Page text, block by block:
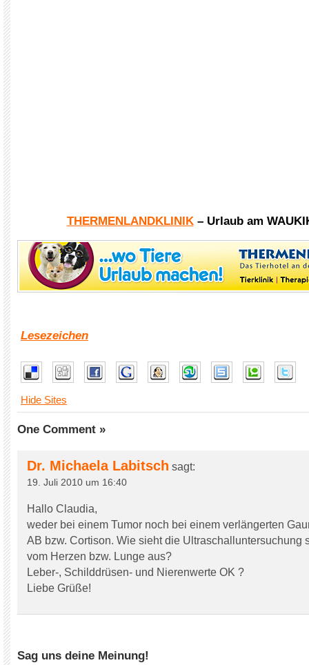
THERMENLANDKLINIK– Urlaub am
Lesezeichen
Hide Sites
One Comment »
Dr. Michaela Labitsch sagt:
19. Juli 2010 um 16:40
Hallo Claudia,
weder bei einem Tumor noch bei einem verlängerten
AB bzw. Cortison. Wie sieht die Ultraschalluntersuchung
vom Herzen bzw. Lunge aus?
Leber-, Schilddrüsen- und Nierenwerte OK ?
Liebe Grüße!
Sag uns deine Meinung!